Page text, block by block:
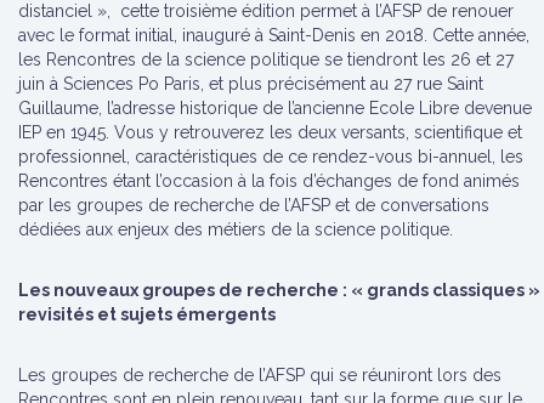
distanciel », cette troisième édition permet à l’AFSP de renouer
avec le format initial, inauguré à Saint-Denis en 2018. Cette année,
les Rencontres de la science politique se tiendront les 26 et 27
juin à Sciences Po Paris, et plus précisément au 27 rue Saint
Guillaume, l’adresse historique de l’ancienne Ecole Libre devenue
IEP en 1945. Vous y retrouverez les deux versants, scientifique et
professionnel, caractéristiques de ce rendez-vous bi-annuel, les
Rencontres étant l’occasion à la fois d’échanges de fond animés
par les groupes de recherche de l’AFSP et de conversations
dédiées aux enjeux des métiers de la science politique.
Les nouveaux groupes de recherche : « grands classiques »
revisités et sujets émergents
Les groupes de recherche de l’AFSP qui se réuniront lors des